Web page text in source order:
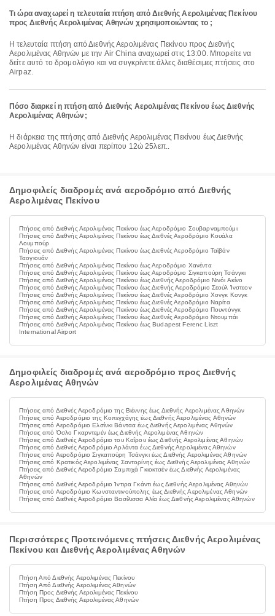
Τι ώρα αναχωρεί η τελευταία πτήση από Διεθνής Αερολιμένας Πεκίνου
προς Διεθνής Αερολιμένας Αθηνών χρησιμοποιώντας το ;
Η τελευταία πτήση από Διεθνής Αερολιμένας Πεκίνου προς Διεθνής
Αερολιμένας Αθηνών με την Air China αναχωρεί στις 13:00. Μπορείτε να
δείτε αυτό το δρομολόγιο και να συγκρίνετε άλλες διαθέσιμες πτήσεις στο
Airpaz.
Πόσο διαρκεί η πτήση από Διεθνής Αερολιμένας Πεκίνου έως Διεθνής
Αερολιμένας Αθηνών;
Η διάρκεια της πτήσης από Διεθνής Αερολιμένας Πεκίνου έως Διεθνής
Αερολιμένας Αθηνών είναι περίπου 12ώ 25λεπ..
Δημοφιλείς διαδρομές ανά αεροδρόμιο από Διεθνής
Αερολιμένας Πεκίνου
Πτήσεις από Διεθνής Αερολιμένας Πεκίνου έως Αεροδρόμιο Σουβαρναμπούμι
Πτήσεις από Διεθνής Αερολιμένας Πεκίνου έως Διεθνές Αεροδρόμιο Κουάλα
Λουμπούρ
Πτήσεις από Διεθνής Αερολιμένας Πεκίνου έως Διεθνές Αεροδρόμιο Ταϊβάν
Ταογιουάν
Πτήσεις από Διεθνής Αερολιμένας Πεκίνου έως Αεροδρόμιο Χανέντα
Πτήσεις από Διεθνής Αερολιμένας Πεκίνου έως Αεροδρόμιο Σιγκαπούρη Τσάνγκι
Πτήσεις από Διεθνής Αερολιμένας Πεκίνου έως Διεθνής Αεροδρόμιο Νινόι Ακίνο
Πτήσεις από Διεθνής Αερολιμένας Πεκίνου έως Διεθνής Αεροδρόμιο Σεούλ Ίνστεον
Πτήσεις από Διεθνής Αερολιμένας Πεκίνου έως Διεθνές Αεροδρόμιο Χονγκ Κονγκ
Πτήσεις από Διεθνής Αερολιμένας Πεκίνου έως Διεθνές Αεροδρόμιο Ναρίτα
Πτήσεις από Διεθνής Αερολιμένας Πεκίνου έως Διεθνές Αεροδρόμιο Πουντόνγκ
Πτήσεις από Διεθνής Αερολιμένας Πεκίνου έως Διεθνές Αεροδρόμιο Ντουμπάι
Πτήσεις από Διεθνής Αερολιμένας Πεκίνου έως Budapest Ferenc Liszt
International Airport
Δημοφιλείς διαδρομές ανά αεροδρόμιο προς Διεθνής
Αερολιμένας Αθηνών
Πτήσεις από Διεθνές Αεροδρόμιο της Βιέννης έως Διεθνής Αερολιμένας Αθηνών
Πτήσεις από Αεροδρόμιο της Κοπεγχάγης έως Διεθνής Αερολιμένας Αθηνών
Πτήσεις από Αεροδρόμιο Ελσίνκι Βάνταα έως Διεθνής Αερολιμένας Αθηνών
Πτήσεις από Όσλο Γκαρντεμέν έως Διεθνής Αερολιμένας Αθηνών
Πτήσεις από Διεθνές Αεροδρόμιο του Καΐρου έως Διεθνής Αερολιμένας Αθηνών
Πτήσεις από Διεθνές Αεροδρόμιο Αρλάντα έως Διεθνής Αερολιμένας Αθηνών
Πτήσεις από Αεροδρόμιο Σιγκαπούρη Τσάνγκι έως Διεθνής Αερολιμένας Αθηνών
Πτήσεις από Κρατικός Αερολιμένας Σαντορίνης έως Διεθνής Αερολιμένας Αθηνών
Πτήσεις από Διεθνές Αεροδρόμιο Σαμπιχά Γκιοκτσέν έως Διεθνής Αερολιμένας
Αθηνών
Πτήσεις από Διεθνές Αεροδρόμιο Ίντιρα Γκάντι έως Διεθνής Αερολιμένας Αθηνών
Πτήσεις από Αεροδρόμιο Κωνσταντινούπολης έως Διεθνής Αερολιμένας Αθηνών
Πτήσεις από Διεθνές Αεροδρόμιο Βασίλισσα Αλία έως Διεθνής Αερολιμένας Αθηνών
Περισσότερες Προτεινόμενες πτήσεις Διεθνής Αερολιμένας
Πεκίνου και Διεθνής Αερολιμένας Αθηνών
Πτήση Από Διεθνής Αερολιμένας Πεκίνου
Πτήση Από Διεθνής Αερολιμένας Αθηνών
Πτήση Προς Διεθνής Αερολιμένας Πεκίνου
Πτήση Προς Διεθνής Αερολιμένας Αθηνών